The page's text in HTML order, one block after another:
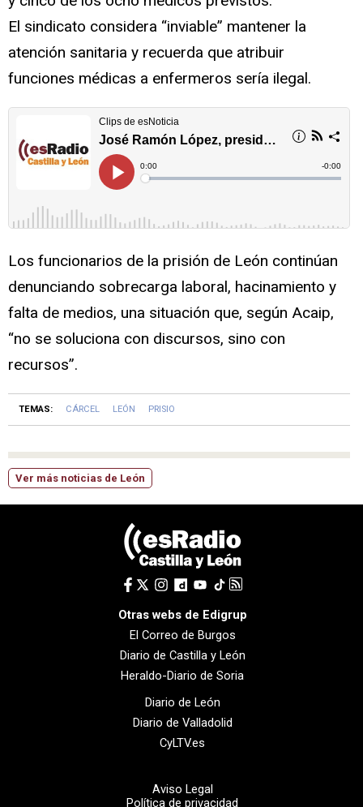
El sindicato considera “inviable” mantener la
atención sanitaria y recuerda que atribuir
funciones médicas a enfermeros sería ilegal.
Los funcionarios de la prisión de León continúan
denunciando sobrecarga laboral, hacinamiento y
falta de medios, una situación que, según Acaip,
“no se soluciona con discursos, sino con
recursos”.
TEMAS: CÁRCEL LEÓN PRISIO
Ver más noticias de León
Otras webs de Edigrup
El Correo de Burgos
Diario de Castilla y León
Heraldo-Diario de Soria
Diario de León
Diario de Valladolid
CyLTV.es
Aviso Legal
Política de privacidad